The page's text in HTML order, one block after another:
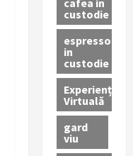
custodie
espressor
in
custodie
Experiență
Virtuală
gard
viu